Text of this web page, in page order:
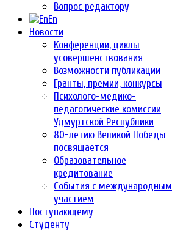
Вопрос редактору
En
Новости
Конференции, циклы
усовершенствования
Возможности публикации
Гранты, премии, конкурсы
Психолого-медико-
педагогические комиссии
Удмуртской Республики
80-летию Великой Победы
посвящается
Образовательное
кредитование
События с международным
участием
Поступающему
Студенту